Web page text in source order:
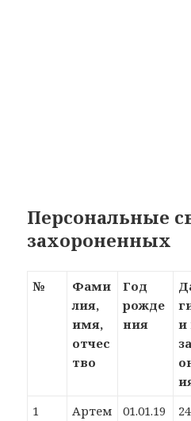
Персональные
захороненных
№
Фами
лия,
имя,
отчес
тво
Год
рожде
ния
и
1
Артем
01.01.19